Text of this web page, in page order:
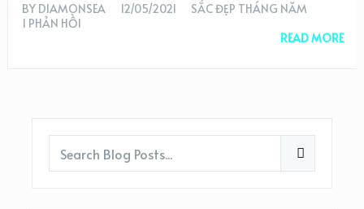
BY DIAMONSEA 12/05/2021
SẮC ĐẸP THÁNG NĂM
1 PHẢN HỒI
READ MORE